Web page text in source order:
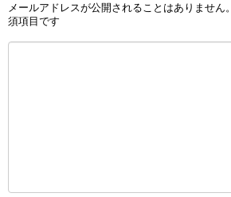
メールアドレスが公開されることはありません。
須項目です